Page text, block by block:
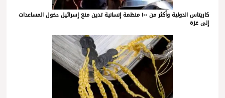
كاريتاس الدولية وأكثر من ١٠٠ منظمة إنسانية تدين منع إسرائيل دخول المساعدات
إلى غزة